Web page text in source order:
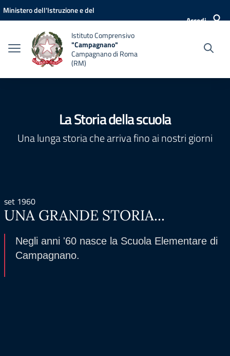
Vai ai contenuti
Vai al menu di navigazione
Vai al footer
Ministero dell'Istruzione e del
Accedi
Istituto Comprensivo
"Campagnano"
Campagnano di Roma
(RM)
La Storia della scuola
Una lunga storia che arriva fino ai nostri giorni
set 1960
UNA GRANDE STORIA...
Negli anni '60 nasce la Scuola Elementare di
Campagnano.